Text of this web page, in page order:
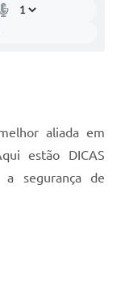
do
aliada em
estão DICAS
a segurança de